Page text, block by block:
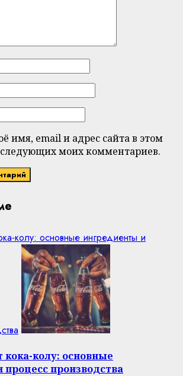
имя, email и адрес сайта в этом
моих комментариев.
колу: основные ингредиенты и
кока-колу: основные
производства